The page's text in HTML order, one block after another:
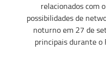
relacionadoscom
possibilidades de
noturno em 27 de
principais durante o